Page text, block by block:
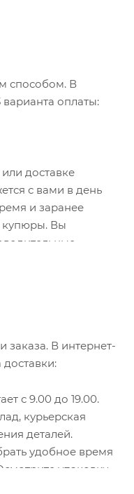
способом. В
варианта оплаты:
доставке
с вами в день
и заранее
купюры. Вы
средства,
системы ASSIST.
срок действия
заказе:
Для
перенаправит вас
Здесь
по инструкции.
заказа. В интернет-
с 9.00 до 19.00.
курьерская
деталей.
удобное время
упаковку
указанной